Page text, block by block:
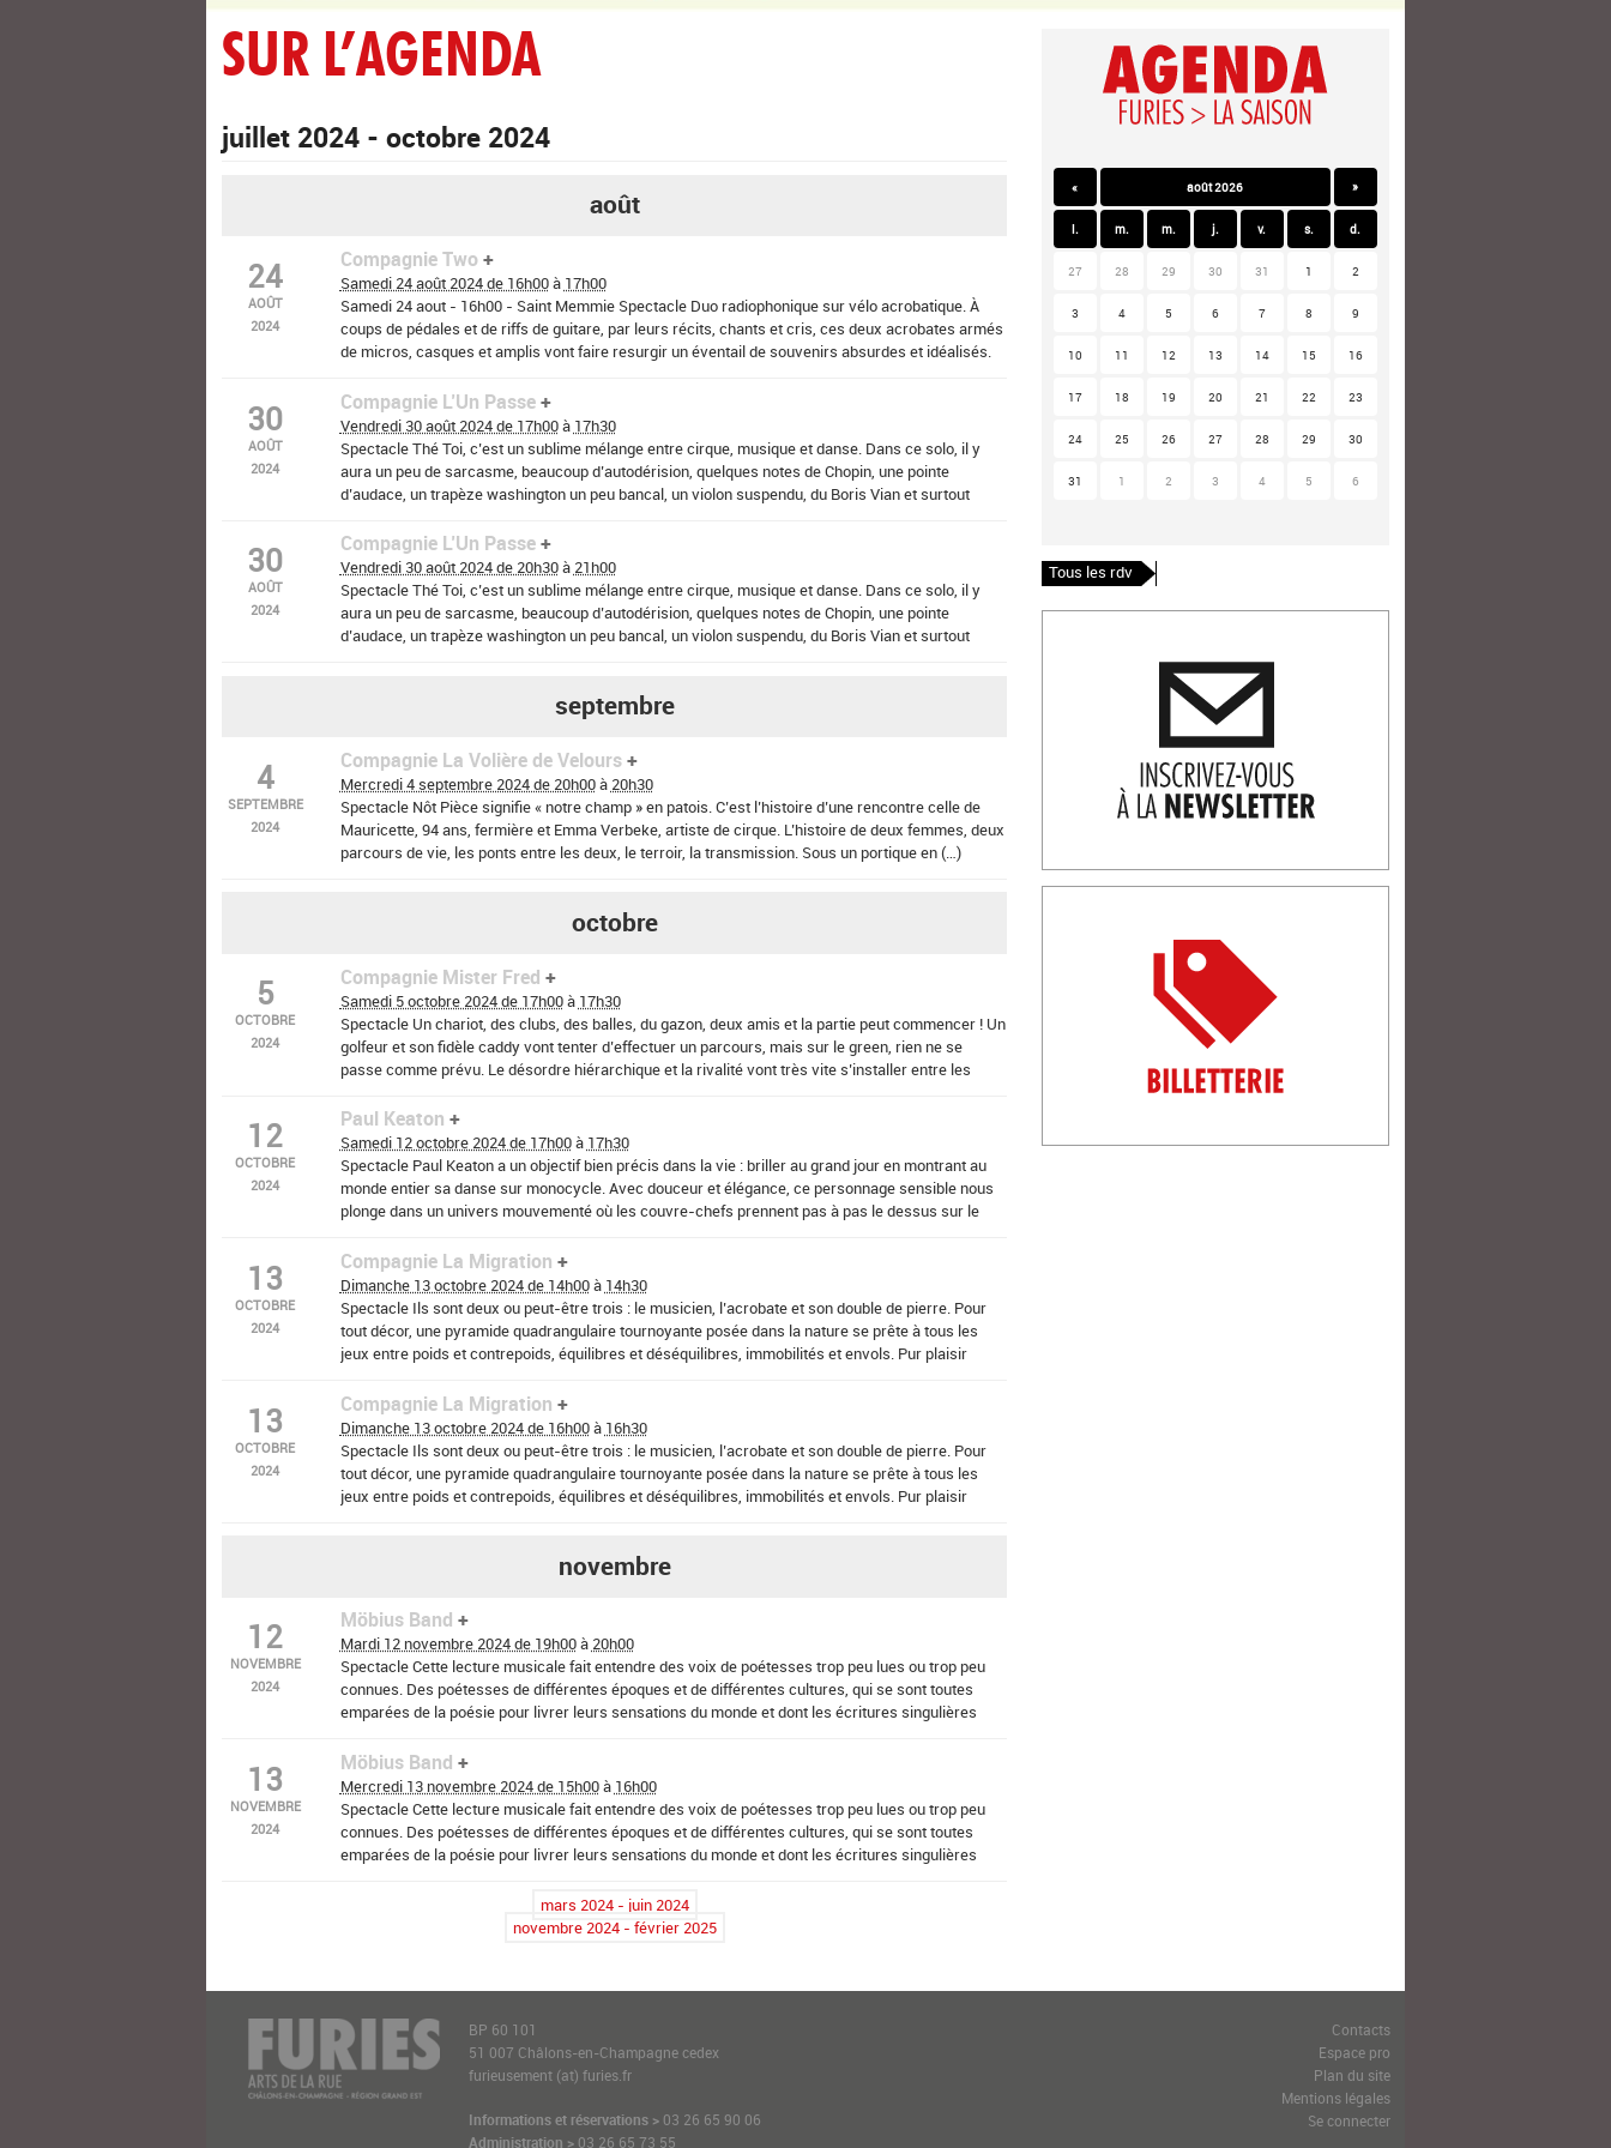
SUR L’AGENDA
juillet 2024 - octobre 2024
août
24
AOÛT
2024
Compagnie Two
Samedi 24 août 2024 de 16h00à 17h00
Samedi 24 aout - 16h00 - Saint Memmie Spectacle Duo radiophonique sur vélo acrobatique. À
coups de pédales et de riffs de guitare, par leurs récits, chants et cris, ces deux acrobates armés
de micros, casques et amplis vont faire resurgir un éventail de souvenirs absurdes et idéalisés.
Place du Centre bourg - St Memmie
30
AOÛT
2024
Compagnie L’Un Passe
Vendredi 30 août 2024 de 17h00à 17h30
Spectacle Thé Toi, c’est un sublime mélange entre cirque, musique et danse. Dans ce solo, il y
aura un peu de sarcasme, beaucoup d’autodérision, quelques notes de Chopin, une pointe
d’audace, un trapèze washington un peu bancal, un violon suspendu, du Boris Vian et surtout
Cour de l’Ecole Lucie Aubrac - Ay
30
AOÛT
2024
Compagnie L’Un Passe
Vendredi 30 août 2024 de 20h30à 21h00
Spectacle Thé Toi, c’est un sublime mélange entre cirque, musique et danse. Dans ce solo, il y
aura un peu de sarcasme, beaucoup d’autodérision, quelques notes de Chopin, une pointe
d’audace, un trapèze washington un peu bancal, un violon suspendu, du Boris Vian et surtout
Cour de l’Ecole Lucie Aubrac - Ayseptembre
4
SEPTEMBRE
2024
Compagnie La Volière de Velours
Mercredi 4 septembre 2024 de 20h00à 20h30
Spectacle Nôt Pièce signifie « notre champ » en patois. C’est l’histoire d’une rencontre celle de
Mauricette, 94 ans, fermière et Emma Verbeke, artiste de cirque. L’histoire de deux femmes, deux
parcours de vie, les ponts entre les deux, le terroir, la transmission. Sous un portique en (…)
octobre
5
OCTOBRE
2024
Compagnie Mister Fred
Samedi 5 octobre 2024 de 17h00à 17h30
Spectacle Un chariot, des clubs, des balles, du gazon, deux amis et la partie peut commencer ! Un
golfeur et son fidèle caddy vont tenter d’effectuer un parcours, mais sur le green, rien ne se
passe comme prévu. Le désordre hiérarchique et la rivalité vont très vite s’installer entre les
Cour de l’Ecole des Tilleuls - Fagnières
12
OCTOBRE
2024
Paul Keaton
Samedi 12 octobre 2024 de 17h00à 17h30
Spectacle Paul Keaton a un objectif bien précis dans la vie : briller au grand jour en montrant au
monde entier sa danse sur monocycle. Avec douceur et élégance, ce personnage sensible nous
plonge dans un univers mouvementé où les couvre-chefs prennent pas à pas le dessus sur le
Bibliothèque d’Hermonville
13
OCTOBRE
2024
Compagnie La Migration
Dimanche 13 octobre 2024 de 14h00à 14h30
Spectacle Ils sont deux ou peut-être trois : le musicien, l’acrobate et son double de pierre. Pour
tout décor, une pyramide quadrangulaire tournoyante posée dans la nature se prête à tous les
jeux entre poids et contrepoids, équilibres et déséquilibres, immobilités et envols. Pur plaisir
Maison du Parc de Pourcy
13
OCTOBRE
2024
Compagnie La Migration
Dimanche 13 octobre 2024 de 16h00à 16h30
Spectacle Ils sont deux ou peut-être trois : le musicien, l’acrobate et son double de pierre. Pour
tout décor, une pyramide quadrangulaire tournoyante posée dans la nature se prête à tous les
jeux entre poids et contrepoids, équilibres et déséquilibres, immobilités et envols. Pur plaisir
novembre
12
NOVEMBRE
2024
Möbius Band
Mardi 12 novembre 2024 de 19h00à 20h00
Spectacle Cette lecture musicale fait entendre des voix de poétesses trop peu lues ou trop peu
connues. Des poétesses de différentes époques et de différentes cultures, qui se sont toutes
emparées de la poésie pour livrer leurs sensations du monde et dont les écritures singulières
Médiathèque Au fil des pages - Vivier-Au-Court
11 rue de Tambach Dietharz
13
NOVEMBRE
2024
Möbius Band
Mercredi 13 novembre 2024 de 15h00à 16h00
Spectacle Cette lecture musicale fait entendre des voix de poétesses trop peu lues ou trop peu
connues. Des poétesses de différentes époques et de différentes cultures, qui se sont toutes
emparées de la poésie pour livrer leurs sensations du monde et dont les écritures singulières
Médiathèque François Mitterrand - Vitry-le-François
mars 2024 - juin 2024
novembre 2024 - février 2025
« août 2026 »
l. m. m. j. v. s. d.
27 28 29 30 31 1 2
3 4 5 6 7 8 9
10 11 12 13 14 15 16
17 18 19 20 21 22 23
24 25 26 27 28 29 30
31 1 2 3 4 5 6
Tous les rdv
BP 60 101
51 007 Châlons-en-Champagne cedex
furieusement (at) furies.fr
Informations et réservations > 03 26 65 90 06
Administration > 03 26 65 73 55
Contacts
Espace pro
Plan du site
Mentions légales
Se connecter